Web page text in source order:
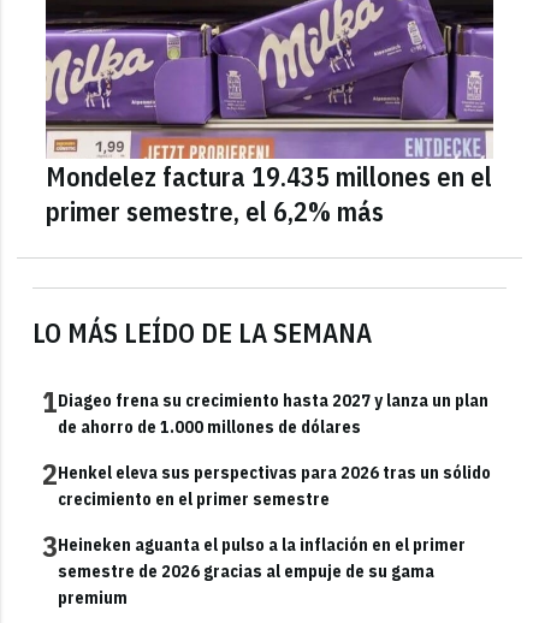
LO MÁS LEÍDO DE LA SEMANA
1Diageo frena su crecimiento hasta 2027 y lanza un plan
de ahorro de 1.000 millones de dólares
2Henkel eleva sus perspectivas para 2026 tras un sólido
crecimiento en el primer semestre
3Heineken aguanta el pulso a la inflación en el primer
semestre de 2026 gracias al empuje de su gama
premium
Mondelez factura 19.435 millones en el
primer semestre, el 6,2% más